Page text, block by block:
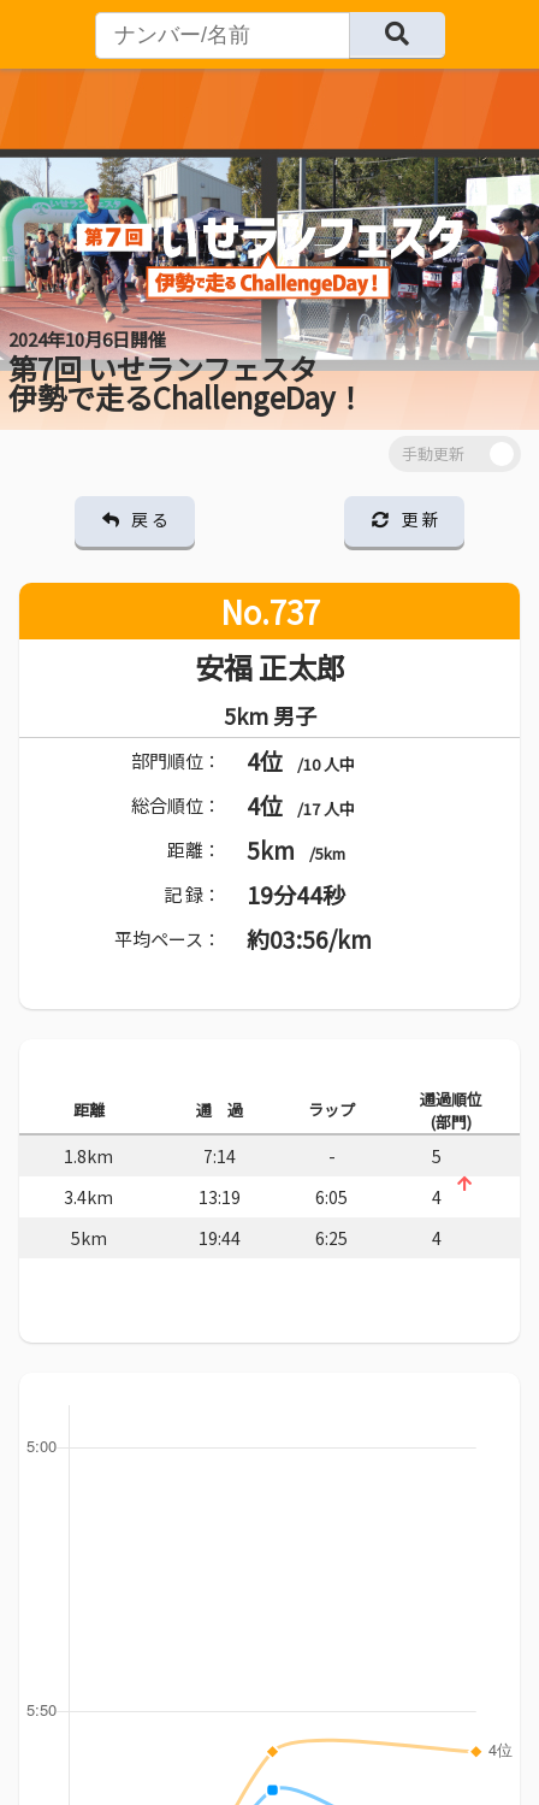
2024年10月6日開催
第7回 いせランフェスタ
伊勢で走るChallengeDay！
戻 る 更 新
No.737
安福 正太郎
5km 男子
部門順位： 4位 /10 人中
総合順位： 4位 /17 人中
距離： 5km /5km
記 録： 19分44秒
平均ペース： 約03:56/km
距離 通 過 ラップ
通過順位
(部門)
1.8km 7:14 -
5
3.4km
13:19 6:05
4
5km
19:44 6:25 4